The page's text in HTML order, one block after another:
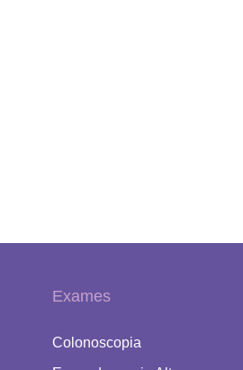
Exames
Colonoscopia